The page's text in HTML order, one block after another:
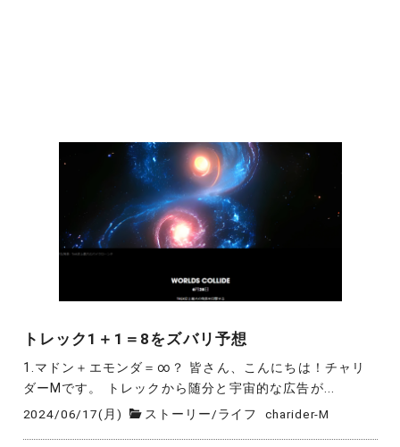
トレック1＋1＝8をズバリ予想
1.マドン＋エモンダ＝∞？ 皆さん、こんにちは！チャリ
ダーMです。 トレックから随分と宇宙的な広告が...
2024/06/17(月) ストーリー/ライフ charider-M